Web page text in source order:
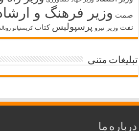
صمت وزیر فرهنگ و
نفت وزیر نیرو پرسپولیس کتاب کریستیانو
تبلیغات متنی
درباره ما